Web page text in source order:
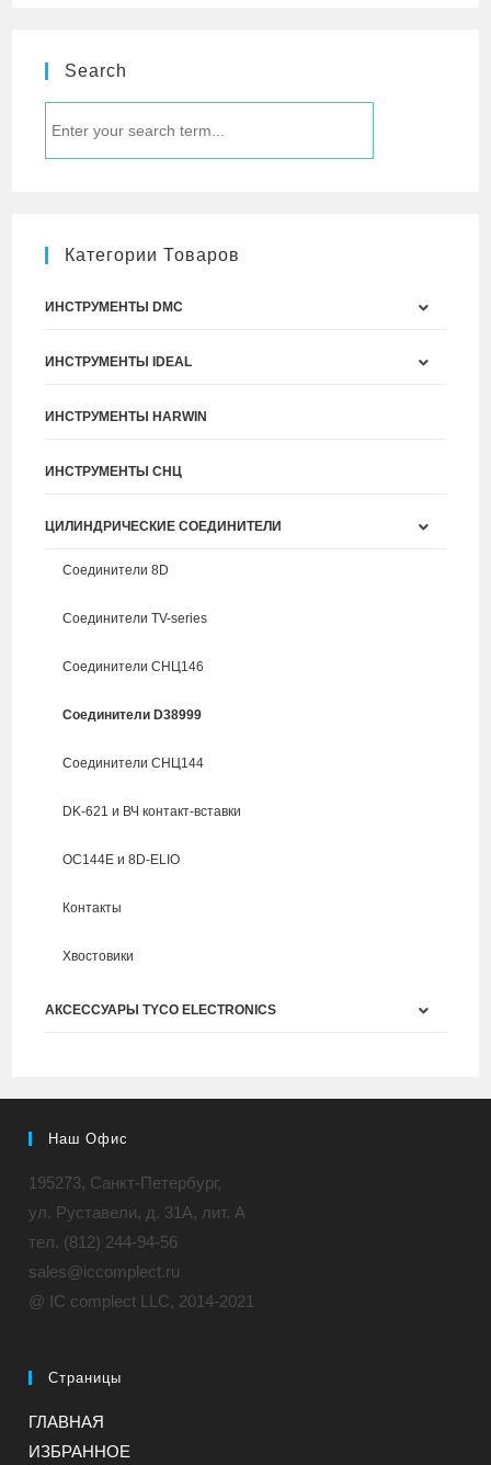
Search
Категории Товаров
ИНСТРУМЕНТЫ DMC
ИНСТРУМЕНТЫ IDEAL
ИНСТРУМЕНТЫ HARWIN
ИНСТРУМЕНТЫ СНЦ
ЦИЛИНДРИЧЕСКИЕ СОЕДИНИТЕЛИ
Соединители 8D
Соединители TV-series
Соединители СНЦ146
Соединители D38999
Соединители СНЦ144
DK-621 и ВЧ контакт-вставки
ОС144Е и 8D-ELIO
Контакты
Хвостовики
АКСЕССУАРЫ TYCO ELECTRONICS
Наш Офис
195273, Санкт-Петербург,
ул. Руставели, д. 31A, лит. А
тел. (812) 244-94-56
sales@iccomplect.ru
@ IC complect LLC, 2014-2021
Страницы
ГЛАВНАЯ
ИЗБРАННОЕ